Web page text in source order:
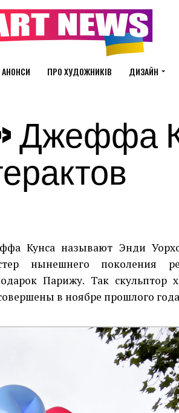
АНОНСИ ПРО ХУДОЖНИКІВ ДИЗАЙН
Джеффа
Кунса называют Энди
нынешнего поколения
Парижу. Так скульптор
в ноябре прошлого